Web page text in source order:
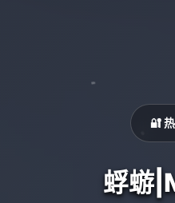
🔐
蜉蝣